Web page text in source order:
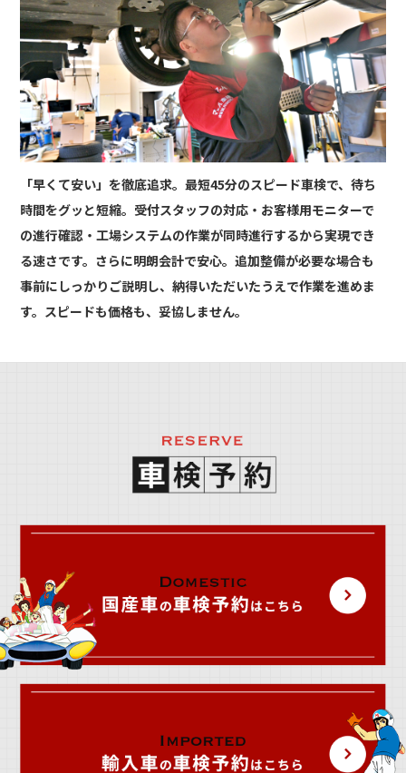
「早くて安い」を徹底追求。最短45分のスピード車検で、待ち
時間をグッと短縮。受付スタッフの対応・お客様用モニターで
の進行確認・工場システムの作業が同時進行するから実現でき
る速さです。さらに明朗会計で安心。追加整備が必要な場合も
事前にしっかりご説明し、納得いただいたうえで作業を進めま
す。スピードも価格も、妥協しません。